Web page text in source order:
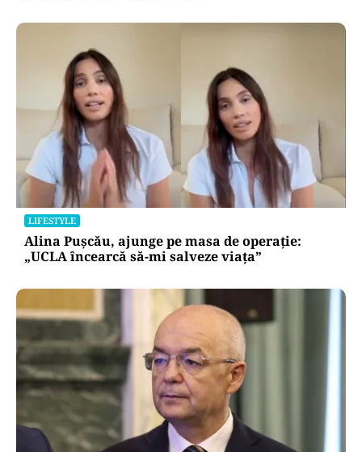
LIFESTYLE
Alina Pușcău, ajunge pe masa de operație:
„UCLA încearcă să-mi salveze viața”